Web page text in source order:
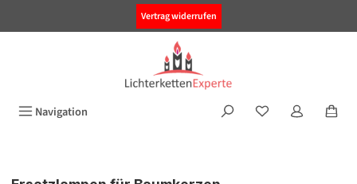
Vertrag widerrufen
Navigation